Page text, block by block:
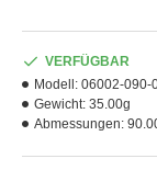
VERFÜGBAR
Modell: 06002-090-
Gewicht: 35.00g
Abmessungen: